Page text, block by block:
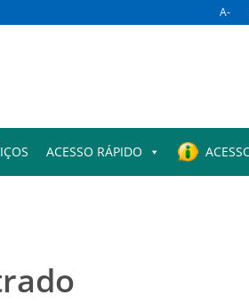
A-
ACESSO RÁPIDO